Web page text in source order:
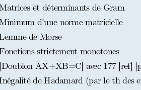
et déterminants de Gram
d'une norme matricielle
de Morse
strictement monotones
[Doublon AX+XB=C] avec 177 [ref] [
de Hadamard (par le th des